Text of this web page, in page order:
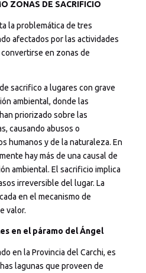
ZONAS DE SACRIFICIO
la problemática de tres
afectados por las actividades
en zonas de
sacrifico a lugares con grave
ambiental, donde las
priorizado sobre las
causando abusos o
humanos y de la naturaleza. En
hay más de una causal de
ambiental. El sacrificio implica
irreversible del lugar. La
en el mecanismo de
valor.
en el páramo del Ángel
en la Provincia del Carchi, es
lagunas que proveen de